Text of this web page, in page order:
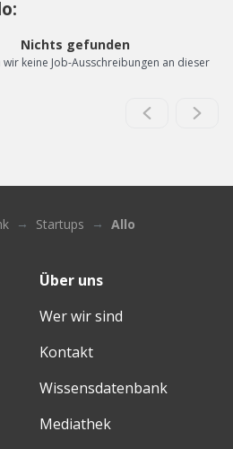
Nichts gefunden
keine Job-Ausschreibungen an dieser
Startups Allo
Über uns
Wer wir sind
Kontakt
Wissensdatenbank
Mediathek